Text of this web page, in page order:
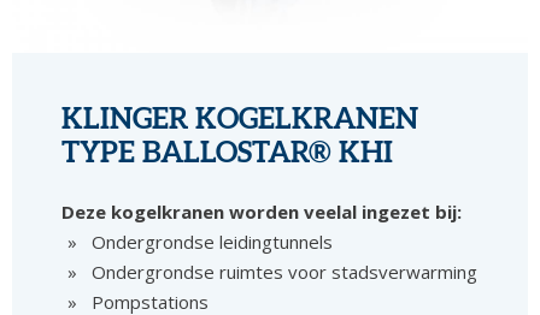
KLINGER KOGELKRANEN
TYPE BALLOSTAR® KHI
Deze kogelkranen worden veelal ingezet bij:
Ondergrondse leidingtunnels
Ondergrondse ruimtes voor stadsverwarming
Pompstations